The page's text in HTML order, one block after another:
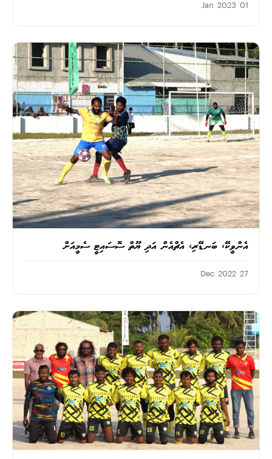
01 Jan 2023
އެންވީކޭ، ބަނޑޭރި، އެޗްއެން އަދި ޔޫތް ސޮސައިޓީ ސެމީއަށް
27 Dec 2022